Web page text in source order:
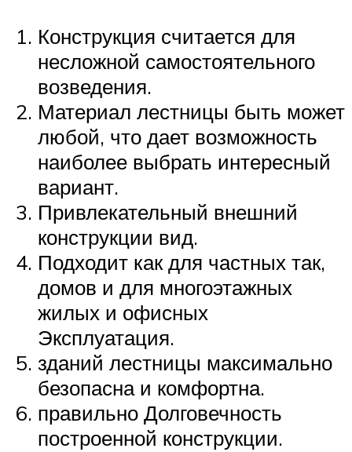
Конструкция считается для
несложной самостоятельного
возведения.
Материал лестницы быть может
любой, что дает возможность
наиболее выбрать интересный
вариант.
Привлекательный внешний
конструкции вид.
Подходит как для частных так,
домов и для многоэтажных
жилых и офисных
Эксплуатация.
зданий лестницы максимально
безопасна и комфортна.
правильно Долговечность
построенной конструкции.